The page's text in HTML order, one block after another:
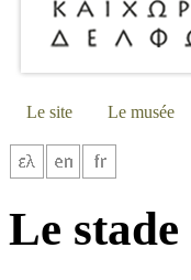
Le site Le musée
Le stade